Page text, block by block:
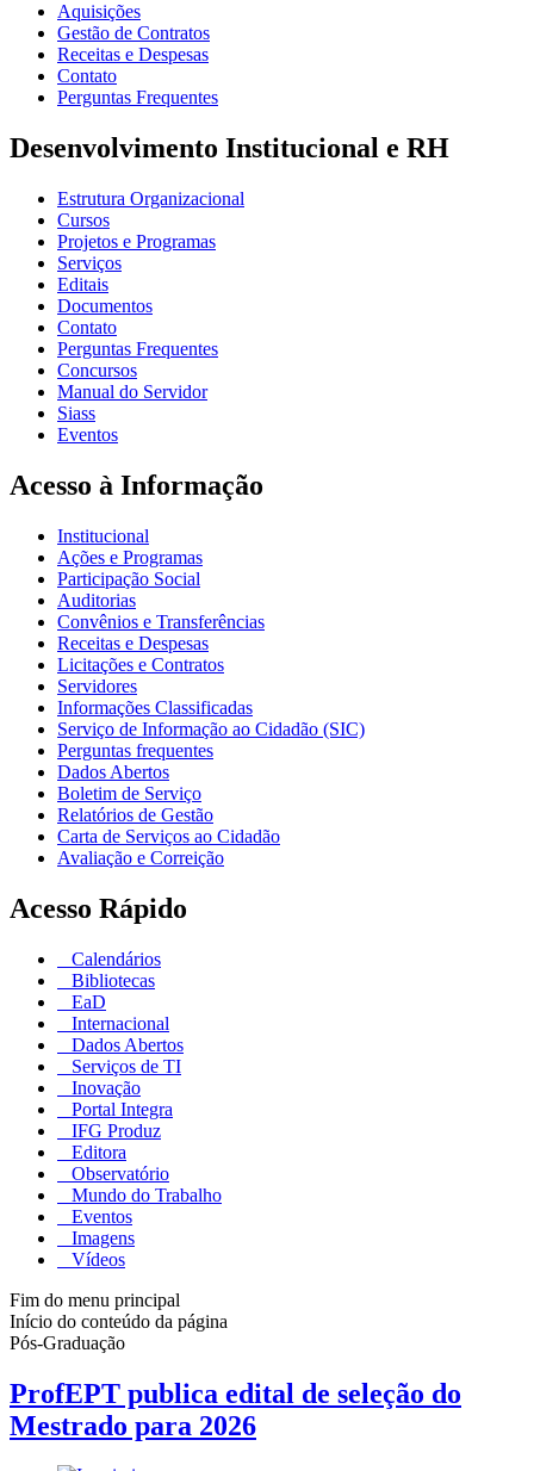
Aquisições
Gestão de Contratos
Receitas e Despesas
Contato
Perguntas Frequentes
Desenvolvimento Institucional e RH
Estrutura Organizacional
Cursos
Projetos e Programas
Serviços
Editais
Documentos
Contato
Perguntas Frequentes
Concursos
Manual do Servidor
Siass
Eventos
Acesso à Informação
Institucional
Ações e Programas
Participação Social
Auditorias
Convênios e Transferências
Receitas e Despesas
Licitações e Contratos
Servidores
Informações Classificadas
Serviço de Informação ao Cidadão (SIC)
Perguntas frequentes
Dados Abertos
Boletim de Serviço
Relatórios de Gestão
Carta de Serviços ao Cidadão
Avaliação e Correição
Acesso Rápido
Calendários
Bibliotecas
EaD
Internacional
Dados Abertos
Serviços de TI
Inovação
Portal Integra
IFG Produz
Editora
Observatório
Mundo do Trabalho
Eventos
Imagens
Vídeos
Fim do menu principal
Início do conteúdo da página
Pós-Graduação
ProfEPT publica edital de seleção do
Mestrado para 2026